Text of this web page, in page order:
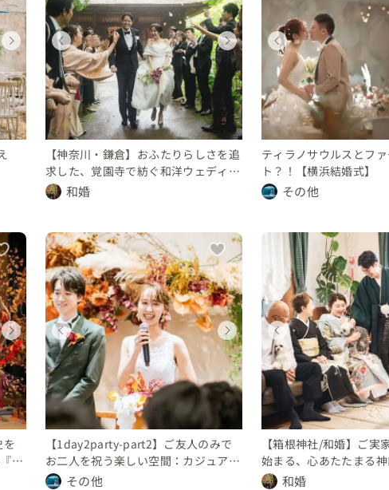
ウェディング
神奈川県
450 〜 500 万円
ウェディング
神奈川県
450 〜 500 万円
ウェディング
神奈川県
500 〜 600 万円
ウェディング
神奈川県
500 〜 600 万円
【神奈川・鎌倉】おふたりらしさを追
求した、覚園寺で紡ぐ和洋ウェディン
グ 和婚
ウェディング
神奈川県
350 〜 400 万円
ウェディング
神奈川県
350 〜 400 万
ティラノサウルスとフ
ト？！【横浜結婚式】
その他
ウェディング
神奈川県
250 〜 300 万円
ウェディング
神奈川県
250 〜 300
ウェディング
神奈川県
300 〜 350 万円
ウェディング
神奈川県
300 〜 350 万円
を
令
ウェディング
神奈川県
150 〜 200 万円
ウェディング
神奈川県
150 〜 200 万円
【1day2party-part2】ご友人のみで
お二人を祝う楽しい空間：カジュアル
ナイトパーティー
その他
ウェディング
神奈川県
30 〜 50 万円
ウェディング
神奈川県
30 〜 50 万円
【箱根神社/和婚】ご実
始まる、心あたたまる
和婚
ウェディング
神奈川県
30 〜 50 万円
ウェディング
神奈川県
30 〜 50 万